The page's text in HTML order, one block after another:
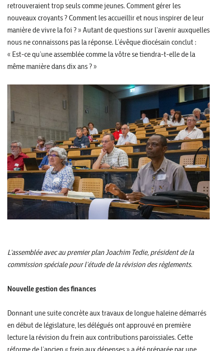
retrouveraient trop seuls comme jeunes. Comment gérer les
nouveaux croyants ? Comment les accueillir et nous inspirer de leur
manière de vivre la foi ? » Autant de questions sur l’avenir auxquelles
nous ne connaissons pas la réponse. L’évêque diocésain conclut :
« Est-ce qu’une assemblée comme la vôtre se tiendra-t-elle de la
même manière dans dix ans ? »
L’assemblée avec au premier plan Joachim Tedie, président de la
commission spéciale pour l’étude de la révision des règlements.
Nouvelle gestion des finances
Donnant une suite concrète aux travaux de longue haleine démarrés
en début de législature, les délégués ont approuvé en première
lecture la révision du frein aux contributions paroissiales. Cette